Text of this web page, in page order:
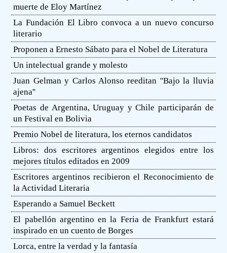
muerte de Eloy Martínez
La Fundación El Libro convoca a un nuevo concurso
literario
Proponen a Ernesto Sábato para el Nobel de Literatura
Un intelectual grande y molesto
Juan Gelman y Carlos Alonso reeditan ''Bajo la lluvia
ajena''
Poetas de Argentina, Uruguay y Chile participarán de
un Festival en Bolivia
Premio Nobel de literatura, los eternos candidatos
Libros: dos escritores argentinos elegidos entre los
mejores títulos editados en 2009
Escritores argentinos recibieron el Reconocimiento de
la Actividad Literaria
Esperando a Samuel Beckett
El pabellón argentino en la Feria de Frankfurt estará
inspirado en un cuento de Borges
Lorca, entre la verdad y la fantasía